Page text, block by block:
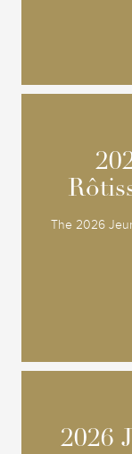
The 2026
2026
2026